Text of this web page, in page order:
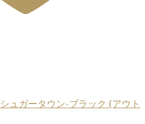
ュガータウン-ブラック (アウト